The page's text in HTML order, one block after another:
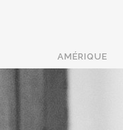
AMÉRIQUE